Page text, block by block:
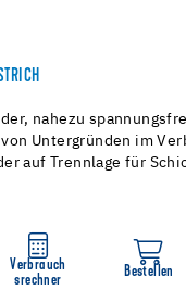
nahezu
Untergründen im
auf Trennlage für
Verbrauch
srechner
Bestellen